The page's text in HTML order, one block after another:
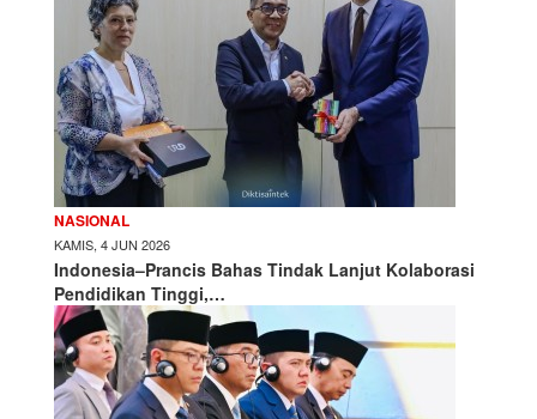
NASIONAL
KAMIS, 4 JUN 2026
Indonesia–Prancis Bahas Tindak Lanjut Kolaborasi
Pendidikan Tinggi,…